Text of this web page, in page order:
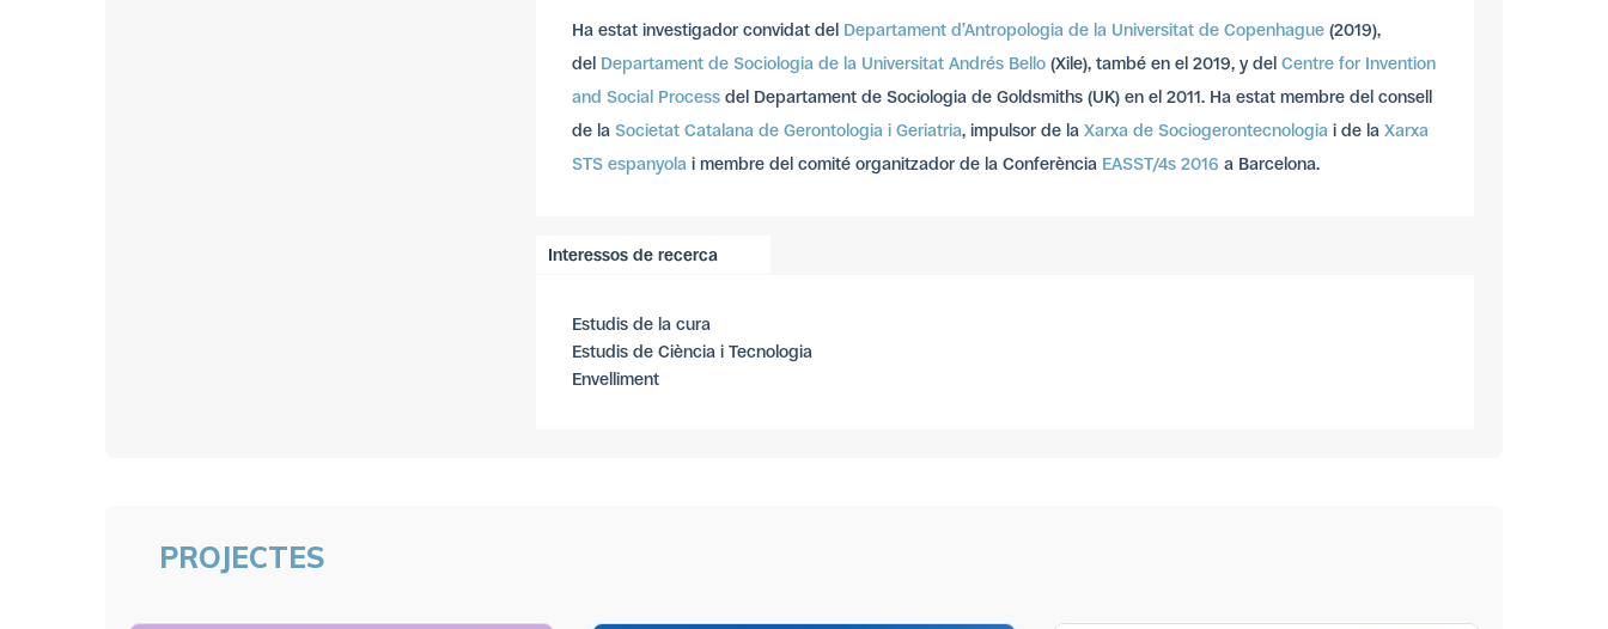
Ha estat investigador convidat del Departament d’Antropologia de la Universitat de Copenhague (2019),
del Departament de Sociologia de la Universitat Andrés Bello (Xile), també en el 2019, y del Centre for Invention
and Social Process del Departament de Sociologia de Goldsmiths (UK) en el 2011. Ha estat membre del consell
de la Societat Catalana de Gerontologia i Geriatria, impulsor de la Xarxa de Sociogerontecnologia i de la Xarxa
STS espanyola i membre del comité organitzador de la Conferència EASST/4s 2016 a Barcelona.
Interessos de recerca
Estudis de la cura
Estudis de Ciència i Tecnologia
Envelliment
PROJECTES